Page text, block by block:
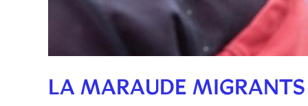
LA MARAUDE